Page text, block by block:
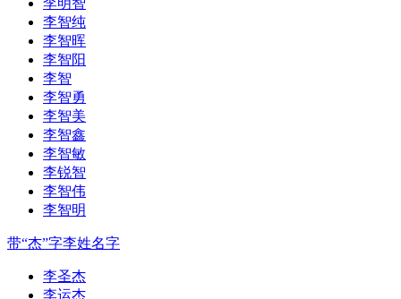
李明智
李智纯
李智晖
李智阳
李智
李智勇
李智美
李智鑫
李智敏
李锐智
李智伟
李智明
带“杰”字李姓名字
李圣杰
李运杰